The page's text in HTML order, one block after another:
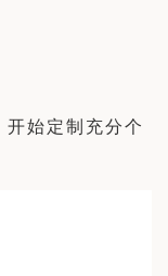
开始定制充分个